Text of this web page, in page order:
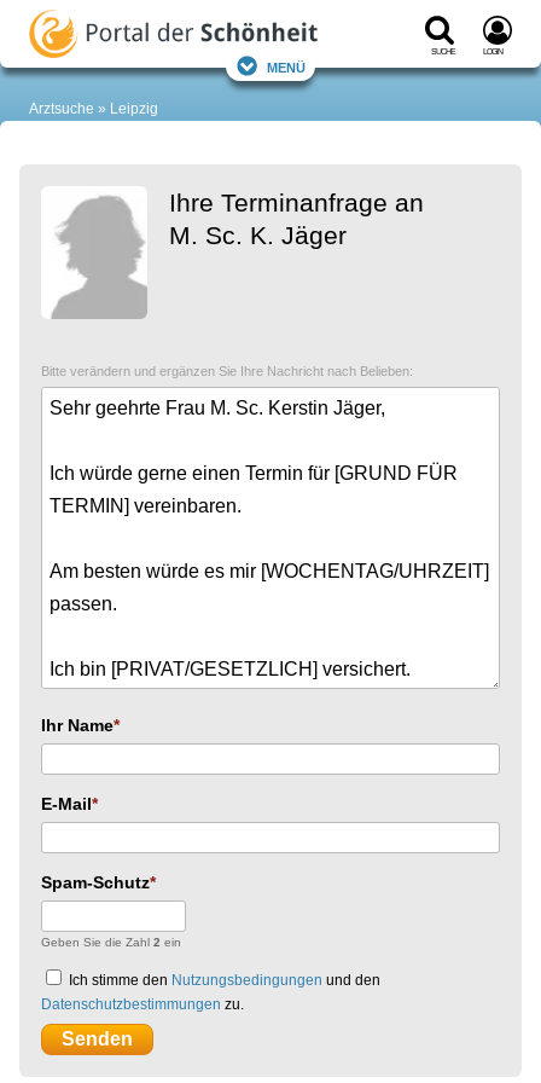
Suche Login
Menü
Arztsuche Leipzig
Ihre Terminanfrage an
M. Sc. K. Jäger
Bitte verändern und ergänzen Sie Ihre Nachricht nach Belieben:
Ihr Name
E-Mail
Spam-Schutz
Geben Sie die Zahl 2 ein
Ich stimme den Nutzungsbedingungen und den
Datenschutzbestimmungen zu.